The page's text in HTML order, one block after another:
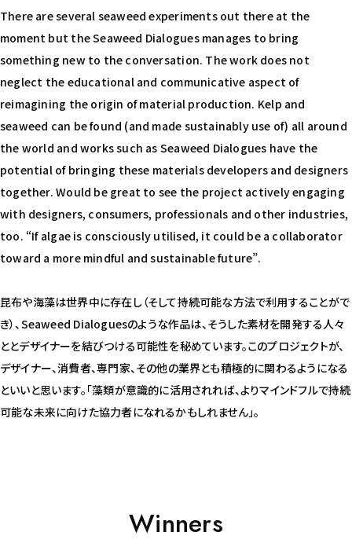
There are several seaweed experiments out there at the
moment but the Seaweed Dialogues manages to bring
something new to the conversation. The work does not
neglect the educational and communicative aspect of
reimagining the origin of material production. Kelp and
seaweed can be found (and made sustainably use of) all around
the world and works such as Seaweed Dialogues have the
potential of bringing these materials developers and designers
together. Would be great to see the project actively engaging
with designers, consumers, professionals and other industries,
too. “If algae is consciously utilised, it could be a collaborator
toward a more mindful and sustainable future”.
昆布や海藻は世界中に存在し（そして持続可能な方法で利用することがで
き）、Seaweed Dialoguesのような作品は、そうした素材を開発する人々
ととデザイナーを結びつける可能性を秘めています。このプロジェクトが、
デザイナー、消費者、専門家、その他の業界とも積極的に関わるようになる
といいと思います。「藻類が意識的に活用されれば、よりマインドフルで持続
可能な未来に向けた協力者になれるかもしれません」。
Winners